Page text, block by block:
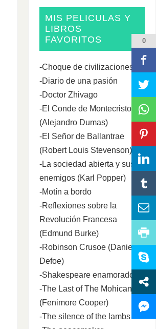
MIS PELICULAS Y
LIBROS
FAVORITOS
-Choque de civilizaciones
-Diario de una pasión
-Doctor Zhivago
-El Conde de Montecristo
(Alejandro Dumas)
-El Señor de Ballantrae
(Robert Louis Stevenson)
-La sociedad abierta y sus
enemigos (Karl Popper)
-Motín a bordo
-Reflexiones sobre la
Revolución Francesa
(Edmund Burke)
-Robinson Crusoe (Daniel
Defoe)
-Shakespeare enamorado
-The Last of The Mohicans
(Fenimore Cooper)
-The silence of the lambs
0